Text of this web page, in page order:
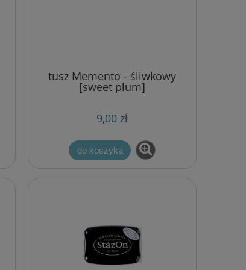
tusz Memento - śliwkowy
[sweet plum]
9,00 zł
do koszyka